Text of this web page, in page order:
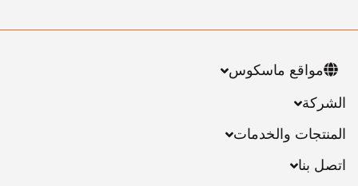
الشركة
المنتجات والخدمات
اتصل بنا
مواقع ماسكوس